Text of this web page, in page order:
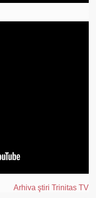
Arhiva ştiri Trinitas TV